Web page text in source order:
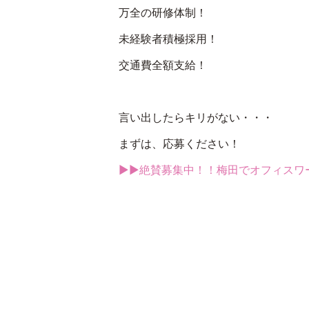
万全の研修体制！
未経験者積極採用！
交通費全額支給！
言い出したらキリがない・・・
まずは、応募ください！
▶▶絶賛募集中！！梅田でオフィスワ